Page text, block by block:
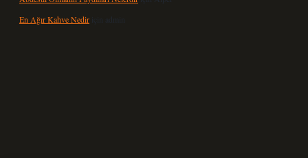
En Ağır Kahve Nedir için admin